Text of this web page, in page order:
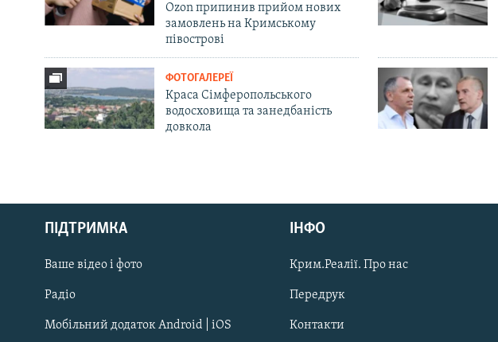
Русский
Qırımtatar
ДОЛУЧАЙСЯ!
Ozon припинив прийом нових
замовлень на Кримському
півострові
ФОТОГАЛЕРЕЇ
Краса Сімферопольського
водосховища та занедбаність
довкола
ПІДТРИМКА
Ваше відео і фото
Радіо
Мобільний додаток Android | iOS
ІНФО
Крим.Реалії. Про нас
Передрук
Контакти